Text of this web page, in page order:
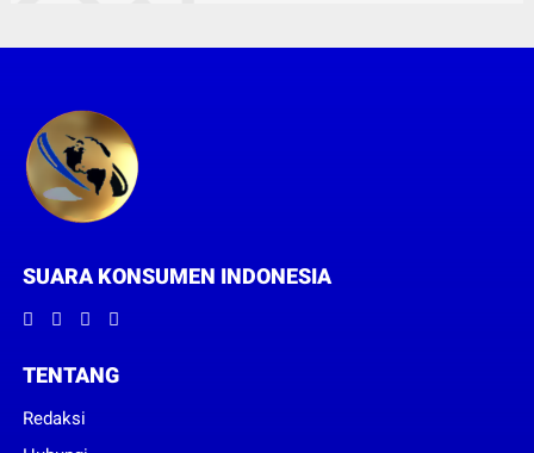
SUARA KONSUMEN INDONESIA
TENTANG
Redaksi